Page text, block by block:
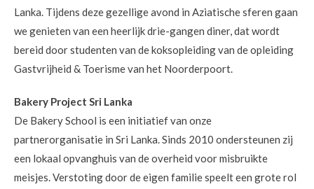
Lanka. Tijdens deze gezellige avond in Aziatische sferen gaan
we genieten van een heerlijk drie-gangen diner, dat wordt
bereid door studenten van de koksopleiding van de opleiding
Gastvrijheid & Toerisme van het Noorderpoort.
Bakery Project Sri Lanka
De Bakery School is een initiatief van onze
partnerorganisatie in Sri Lanka. Sinds 2010 ondersteunen zij
een lokaal opvanghuis van de overheid voor misbruikte
meisjes. Verstoting door de eigen familie speelt een grote rol